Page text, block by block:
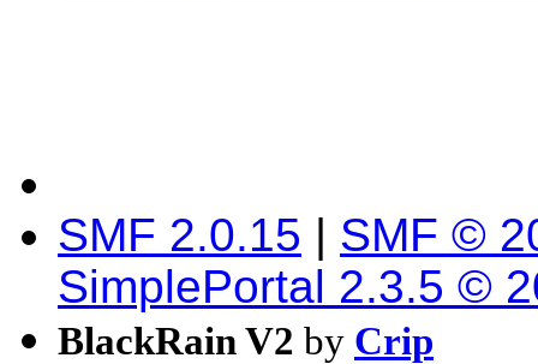
SMF 2.0.15 | SMF ©
SimplePortal 2.3.5 ©
BlackRain V2 by Crip